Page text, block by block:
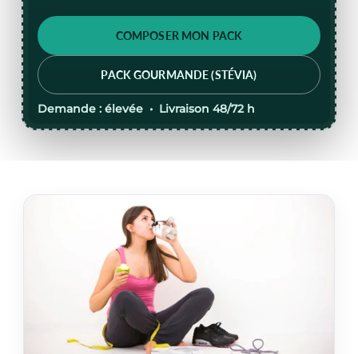
COMPOSER MON PACK
PACK GOURMANDE (STÉVIA)
Demande :élevée • Livraison 48/72 h